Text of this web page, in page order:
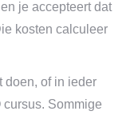
je accepteert dat
kosten calculeer
doen, of in ieder
Sommige